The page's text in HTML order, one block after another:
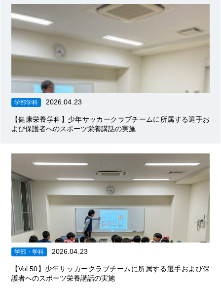
学部学科 2026.04.23
【健康栄養学科】少年サッカークラブチームに所属する選手お
よび保護者へのスポーツ栄養講話の実施
学部・学科 2026.04.23
【Vol.50】少年サッカークラブチームに所属する選手および保
護者へのスポーツ栄養講話の実施